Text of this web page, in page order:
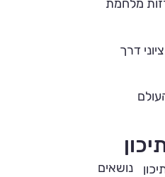
מלחמת
ציוני דרך
נושאים